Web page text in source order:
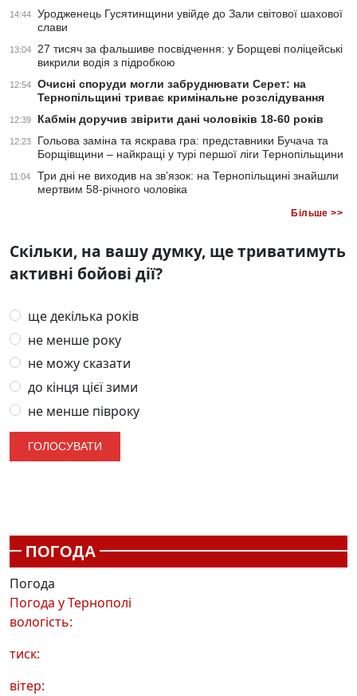
14:44
Уродженець Гусятинщини увійде до Зали світової шахової
слави
13:04
27 тисяч за фальшиве посвідчення: у Борщеві поліцейські
викрили водія з підробкою
12:54
Очисні споруди могли забруднювати Серет: на
Тернопільщині триває кримінальне розслідування
12:39 Кабмін доручив звірити дані чоловіків 18-60 років
12:23
Гольова заміна та яскрава гра: представники Бучача та
Борщівщини – найкращі у турі першої ліги Тернопільщини
11:04
Три дні не виходив на зв’язок: на Тернопільщині знайшли
мертвим 58-річного чоловіка
Більше >>
Скільки, на вашу думку, ще триватимуть
активні бойові дії?
ще декілька років
не менше року
не можу сказати
до кінця цієї зими
не менше півроку
ПОГОДА
Погода
Погода уТернополі
вологість:
тиск:
вітер: